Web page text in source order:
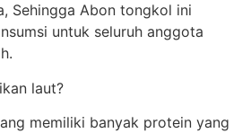
Sehingga Abon tongkol ini
untuk seluruh anggota
laut?
memiliki banyak protein yang